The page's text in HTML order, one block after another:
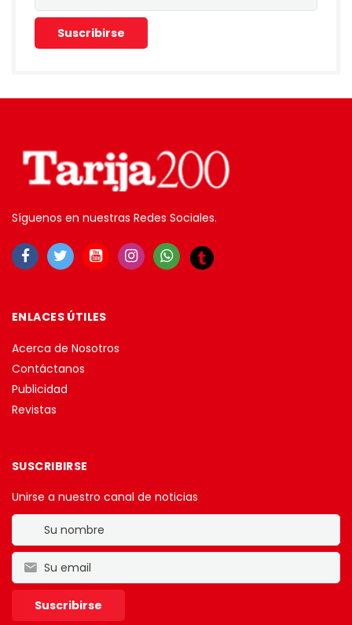
Síguenos en nuestras Redes Sociales.
ENLACES ÚTILES
Acerca de Nosotros
Contáctanos
Publicidad
Revistas
SUSCRIBIRSE
Unirse a nuestro canal de noticias